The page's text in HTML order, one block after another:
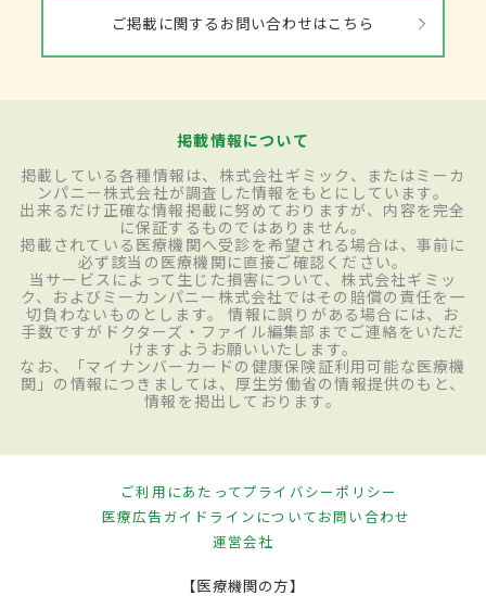
ご掲載に関するお問い合わせはこちら
掲載情報について
掲載している各種情報は、株式会社ギミック、またはミーカ
ンパニー株式会社が調査した情報をもとにしています。
出来るだけ正確な情報掲載に努めておりますが、内容を完全
に保証するものではありません。
掲載されている医療機関へ受診を希望される場合は、事前に
必ず該当の医療機関に直接ご確認ください。
当サービスによって生じた損害について、株式会社ギミッ
ク、およびミーカンパニー株式会社ではその賠償の責任を一
切負わないものとします。 情報に誤りがある場合には、お
手数ですがドクターズ・ファイル編集部までご連絡をいただ
けますようお願いいたします。
なお、「マイナンバーカードの健康保険証利用可能な医療機
関」の情報につきましては、厚生労働省の情報提供のもと、
情報を掲出しております。
ご利用にあたってプライバシーポリシー
医療広告ガイドラインについてお問い合わせ
運営会社
【医療機関の方】